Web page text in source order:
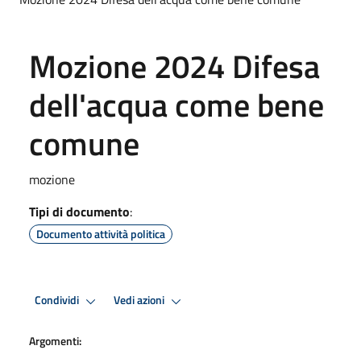
Mozione 2024 Difesa
dell'acqua come bene
comune
mozione
Tipi di documento:
Documento attività politica
Condividi Vedi azioni
Argomenti: